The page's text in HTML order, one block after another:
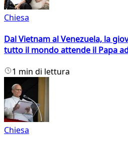
Chiesa
Dal Vietnam al Venezuela, la
tutto il mondo attende il Papa
1 min di lettura
Chiesa